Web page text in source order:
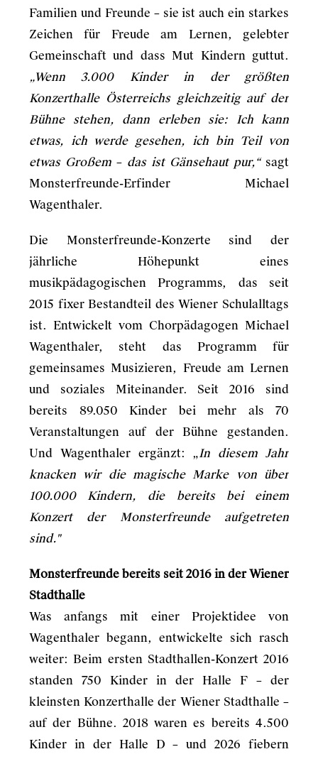
Familien und Freunde – sie ist auch ein starkes
Zeichen für Freude am Lernen, gelebter
Gemeinschaft und dass Mut Kindern guttut.
„Wenn 3.000 Kinder in der größten
Konzerthalle Österreichs gleichzeitig auf der
Bühne stehen, dann erleben sie: Ich kann
etwas, ich werde gesehen, ich bin Teil von
etwas Großem – das ist Gänsehaut pur,“sagt
Monsterfreunde-Erfinder Michael
Wagenthaler.
Die Monsterfreunde-Konzerte sind der
jährliche Höhepunkt eines
musikpädagogischen Programms, das seit
2015 fixer Bestandteil des Wiener Schulalltags
ist. Entwickelt vom Chorpädagogen Michael
Wagenthaler, steht das Programm für
gemeinsames Musizieren, Freude am Lernen
und soziales Miteinander. Seit 2016 sind
bereits 89.050 Kinder bei mehr als 70
Veranstaltungen auf der Bühne gestanden.
Und Wagenthaler ergänzt: „In diesem Jahr
knacken wir die magische Marke von über
100.000 Kindern, die bereits bei einem
Konzert der Monsterfreunde aufgetreten
sind."
Monsterfreunde bereits seit 2016 in der Wiener
Stadthalle
Was anfangs mit einer Projektidee von
Wagenthaler begann, entwickelte sich rasch
weiter: Beim ersten Stadthallen-Konzert 2016
standen 750 Kinder in der Halle F – der
kleinsten Konzerthalle der Wiener Stadthalle –
auf der Bühne. 2018 waren es bereits 4.500
Kinder in der Halle D – und 2026 fiebern